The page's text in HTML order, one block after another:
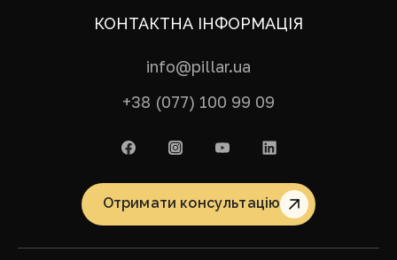
КОНТАКТНА ІНФОРМАЦІЯ
info@pillar.ua
+38 (077) 100 99 09
Отримати консультацію